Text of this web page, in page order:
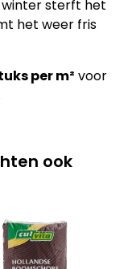
winter sterft het
het weer fris
per m² voor
ook